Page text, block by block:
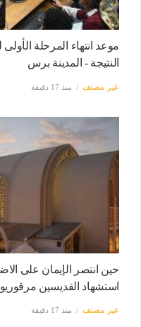
النتيجة - المدينة برس
غير مصنف منذ 17 دقيقة
حين انتصر الإيمان على
استشهاد القديسين
غير مصنف منذ 17 دقيقة